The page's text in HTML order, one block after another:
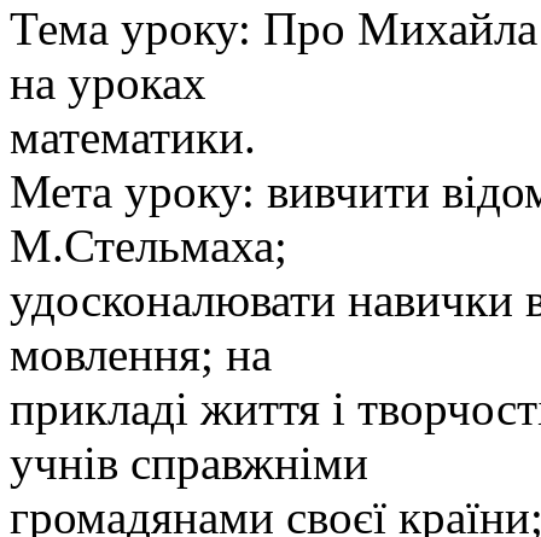
Тема уроку: Про Михайла
на уроках
математики.
Мета уроку: вивчити
М.Стельмаха;
удосконалювати навички
мовлення; на
прикладі життя і
учнів справжніми
громадянами своєї